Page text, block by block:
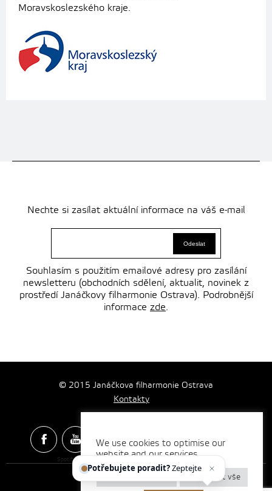
Moravskoslezského kraje.
Nechte si zasílat aktuální informace na váš e-mail
Souhlasím s použitím emailové adresy pro zasílání
newsletteru (obchodních sdělení, aktualit, novinek z
prostředí Janáčkovy filharmonie Ostrava). Podrobnější
informace zde.
© 2015 Janáčkova filharmonie Ostrava
Kontakty
Spotify & Itunes Icons made by
We use cookies to optimise our
website and our services.
Odmítnout vše
Potřebujete poradit?Zeptejte se na